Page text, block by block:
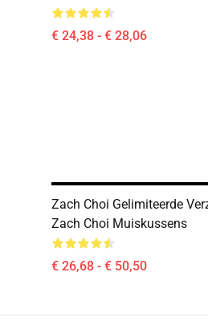
€ 24,38 - € 28,06
Zach Choi Gelimiteerde
Zach Choi Muiskussens
€ 26,68 - € 50,50